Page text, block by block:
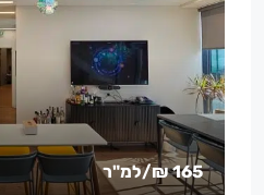
165 ₪ /למ"ר